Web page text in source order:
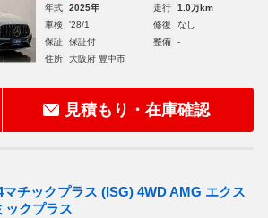
年式 2025年 走行
1.0万km
車検
'28/1 修復
なし
保証
保証付 整備
-
住所
大阪府 豊中市
見積もり・在庫確認
チックプラス (ISG) 4WD AMG エクス
ックプラス